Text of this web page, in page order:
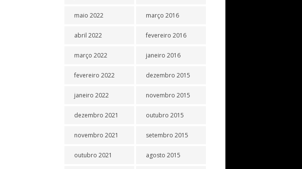
maio 2022
abril 2022
março 2022
fevereiro 2022
janeiro 2022
dezembro 2021
novembro 2021
outubro 2021
março 2016
fevereiro 2016
janeiro 2016
dezembro 2015
novembro 2015
outubro 2015
setembro 2015
agosto 2015